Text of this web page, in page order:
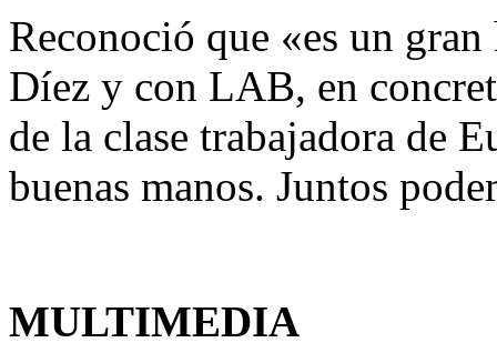
Reconoció que «es un
Díez y con LAB, en
de la clase trabajadora de
buenas manos. Juntos
MULTIMEDIA